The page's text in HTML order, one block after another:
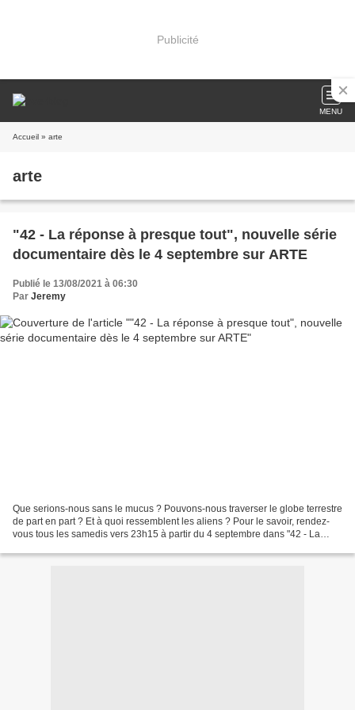
Publicité
MENU
Accueil » arte
arte
"42 - La réponse à presque tout", nouvelle série
documentaire dès le 4 septembre sur ARTE
Publié le 13/08/2021 à 06:30
Par Jeremy
Que serions-nous sans le mucus ? Pouvons-nous traverser le globe terrestre
de part en part ? Et à quoi ressemblent les aliens ? Pour le savoir, rendez-
vous tous les samedis vers 23h15 à partir du 4 septembre dans "42 - La